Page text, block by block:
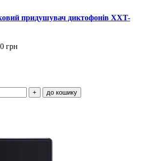
придушувач диктофонів XXT-
грн
+ до кошику